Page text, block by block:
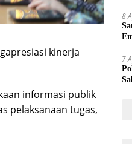
kinerja
informasi publik
pelaksanaan tugas,
8
7